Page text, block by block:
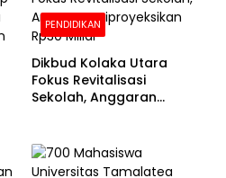
PENDIDIKAN
Dikbud Kolaka Utara
Fokus Revitalisasi
Sekolah, Anggaran